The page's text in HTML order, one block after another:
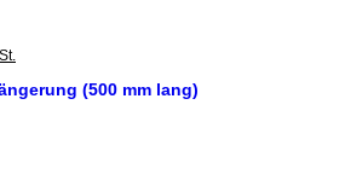
(500 mm lang)